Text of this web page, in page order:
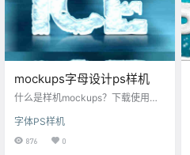
mockups字母设计ps样机
什么是样机mockups？下载使用这
生成提高你的工作效率，每一个样
机素材高清可印刷，字体样式样机
风格多元化，丰富的样机场景，每
字体PS样机
876 0